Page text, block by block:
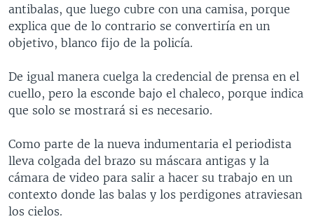
antibalas, que luego cubre con una camisa, porque
explica que de lo contrario se convertiría en un
objetivo, blanco fijo de la policía.
De igual manera cuelga la credencial de prensa en el
cuello, pero la esconde bajo el chaleco, porque indica
que solo se mostrará si es necesario.
Como parte de la nueva indumentaria el periodista
lleva colgada del brazo su máscara antigas y la
cámara de video para salir a hacer su trabajo en un
contexto donde las balas y los perdigones atraviesan
los cielos.